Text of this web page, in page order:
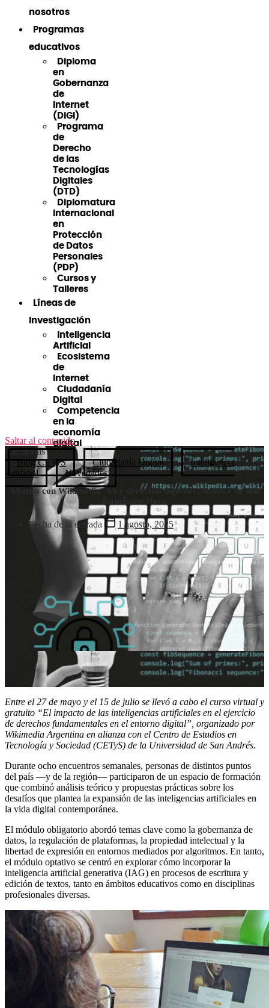
nosotros
Programas
educativos
Diploma
en
Gobernanza
de
Internet
(DiGI)
Programa
de
Derecho
de las
Tecnologías
Digitales
(DTD)
Diplomatura
Internacional
en
Protección
de Datos
Personales
(PDP)
Cursos y
Talleres
Líneas de
Investigación
Inteligencia
Artificial
Ecosistema
de
Internet
Ciudadanía
Digital
Competencia
en la
economía
digital
Saltar al contenido
Categorías
Blog CETyS
Ciudadanía Digital
Inteligencia
Artificial
Novedades
Alianza con Wikimedia | IA y derechos digitales: balance de una
Fecha de la entrada 1 agosto, 2025
Entre el 27 de mayo y el 15 de julio se llevó a cabo el curso virtual y
gratuito “El impacto de las inteligencias artificiales en el ejercicio
de derechos fundamentales en el entorno digital”, organizado por
Wikimedia Argentina en alianza con el Centro de Estudios en
Tecnología y Sociedad (CETyS) de la Universidad de San Andrés.
Durante ocho encuentros semanales, personas de distintos puntos
del país —y de la región— participaron de un espacio de formación
que combinó análisis teórico y propuestas prácticas sobre los
desafíos que plantea la expansión de las inteligencias artificiales en
la vida digital contemporánea.
El módulo obligatorio abordó temas clave como la gobernanza de
datos, la regulación de plataformas, la propiedad intelectual y la
libertad de expresión en entornos mediados por algoritmos. En tanto,
el módulo optativo se centró en explorar cómo incorporar la
inteligencia artificial generativa (IAG) en procesos de escritura y
edición de textos, tanto en ámbitos educativos como en disciplinas
profesionales diversas.